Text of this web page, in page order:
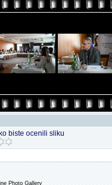
biste ocenili sliku
Photo Gallery